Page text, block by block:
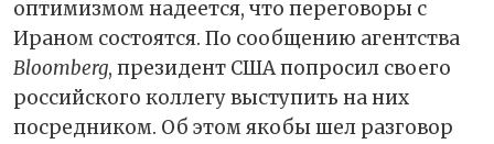
оптимизмом надеется, что переговоры с
Ираном состоятся. По сообщению агентства
Bloomberg, президент США попросил своего
российского коллегу выступить на них
посредником. Об этом якобы шел разговор